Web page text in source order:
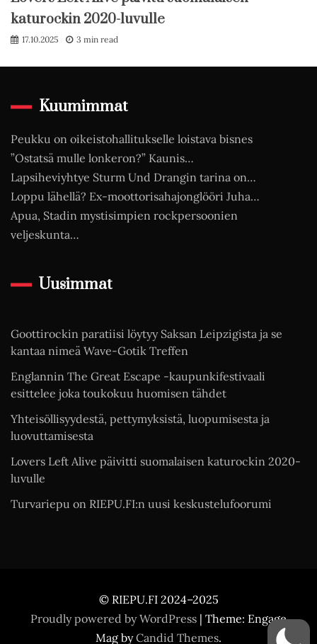
katurockin 2020-luvulle
17.10.2025 3 min read
Kuumimmat
Peukku on oikeistohallitukselle loistava bisnes
”Ostatsä mulle lonkeron?” Kaunis…
Lapsiheviyhtye Sturm Und Drangin tarina on…
Loppu lähellä? Ex-moottorisahajonglööri Juha…
Apua, Stadin mystisimpien rockpersoonien
veljeskunta…
Uusimmat
Goottirockin paratiisi löytyy Saksan Leipzigista ja se
kantaa nimeä Wave-Gotik Treffen
Englannin The Great Escape -kaupunkifestivaali
esittelee joka toukokuu huomisen tähdet
Yhteisöllisyydestä, pettymyksistä, luopumisesta ja
luovuttamisesta
Lovers Left Alive päivitti suomalaisen katurockin 2020-
luvulle
Turvariepu on RIEPU.FI:n uusi keskustelufoorumi
© RIEPU.FI 2024–2025
Proudly powered by WordPress | Theme: Engage
Mag byCandid Themes.